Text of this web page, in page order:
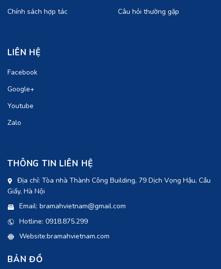
Chính sách hợp tác
Câu hỏi thường gặp
LIÊN HỆ
Facebook
Google+
Youtube
Zalo
THÔNG TIN LIÊN HỆ
Địa chỉ: Tòa nhà Thành Công Building, 79 Dịch Vọng Hậu, Cầu
Giấy, Hà Nội
Email: bramahvietnam@gmail.com
Hotline: 0918.875.299
Website:bramahvietnam.com
BẢN ĐỒ